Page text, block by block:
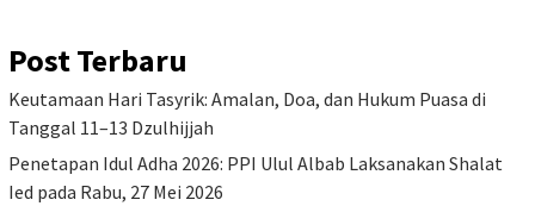
Post Terbaru
Keutamaan Hari Tasyrik: Amalan, Doa, dan Hukum Puasa di
Tanggal 11–13 Dzulhijjah
Penetapan Idul Adha 2026: PPI Ulul Albab Laksanakan Shalat
Ied pada Rabu, 27 Mei 2026